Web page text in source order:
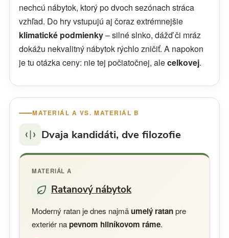
nechcú nábytok, ktorý po dvoch sezónach stráca
vzhľad. Do hry vstupujú aj čoraz extrémnejšie
klimatické podmienky– silné slnko, dážď či mráz
dokážu nekvalitný nábytok rýchlo zničiť. A napokon
je tu otázka ceny: nie tej počiatočnej, alecelkovej.
MATERIÁL A VS. MATERIÁL B
Dvaja kandidáti, dve filozofie
MATERIÁL A
Ratanový nábytok
Moderný ratan je dnes najmäumelý ratanpre
exteriér napevnom hliníkovom ráme.